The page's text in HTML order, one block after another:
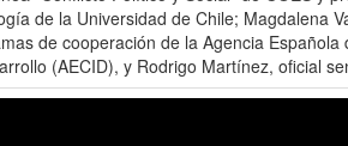
de la Universidad de Chile; Magdalena
de cooperación de la Agencia
(AECID), y Rodrigo Martínez, oficial